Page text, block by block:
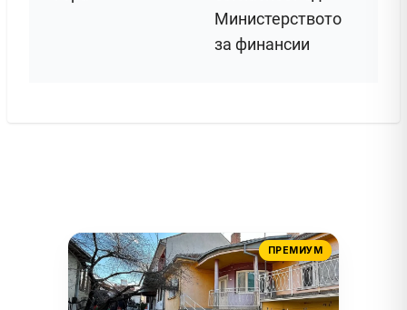
Министерството
за финансии
ПРЕМИУМ